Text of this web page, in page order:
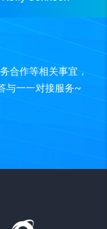
合作等相关事宜，
与一一对接服务~